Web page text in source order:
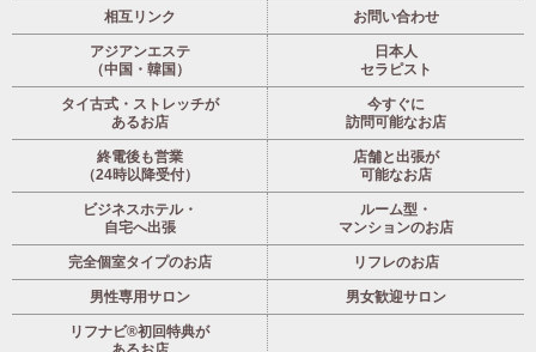
相互リンク お問い合わせ
アジアンエステ
（中国・韓国）
日本人
セラピスト
タイ古式・ストレッチが
あるお店
今すぐに
訪問可能なお店
終電後も営業
（24時以降受付）
店舗と出張が
可能なお店
ビジネスホテル・
自宅へ出張
ルーム型・
マンションのお店
完全個室タイプのお店 リフレのお店
男性専用サロン 男女歓迎サロン
リフナビ®初回特典が